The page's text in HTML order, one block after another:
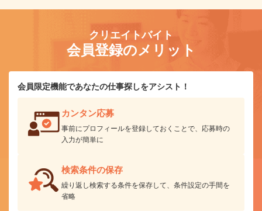
クリエイトバイト
会員登録のメリット
会員限定機能であなたの仕事探しをアシスト！
カンタン応募
事前にプロフィールを登録しておくことで、応募時の
入力が簡単に
検索条件の保存
繰り返し検索する条件を保存して、条件設定の手間を
省略